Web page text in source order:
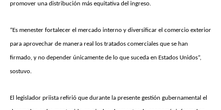
promover una distribución más equitativa del ingreso.
“Es menester fortalecer el mercado interno y diversificar el comercio exterior
para aprovechar de manera real los tratados comerciales que se han
firmado, y no depender únicamente de lo que suceda en Estados Unidos”,
sostuvo.
El legislador priista refirió que durante la presente gestión gubernamental el